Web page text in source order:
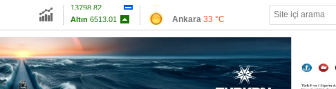
Euro54.9536
Ankara 33 °C
Antalya30 °C
Muğla 34 °C